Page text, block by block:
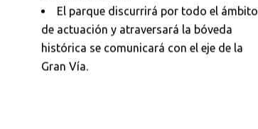
El parque discurrirá por todo el ámbito
de actuación y atraversará la bóveda
histórica se comunicará con el eje de la
Gran Vía.